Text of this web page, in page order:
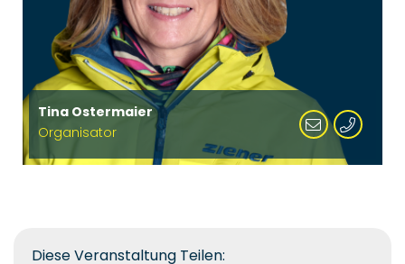
Tina Ostermaier
Organisator
Diese Veranstaltung Teilen: